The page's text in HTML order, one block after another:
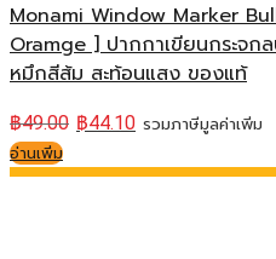
Monami Window Marker
Oramge ] ปากกาเขียนกระจก
หมึกสีส้ม สะท้อนแสง ของแท้
฿49.00 ฿44.10 รวมภาษีมูลค่าเพิ่ม
อ่านเพิ่ม